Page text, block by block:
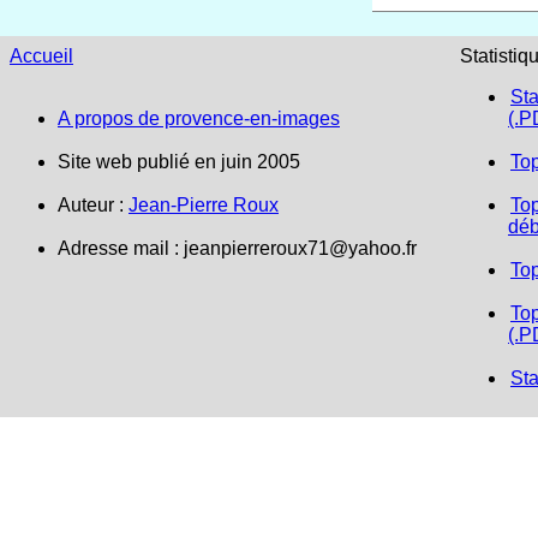
Accueil
A propos de provence-en-images
Site web publié en juin 2005
Auteur : Jean-Pierre Roux
Adresse mail : jeanpierreroux71@yahoo.fr